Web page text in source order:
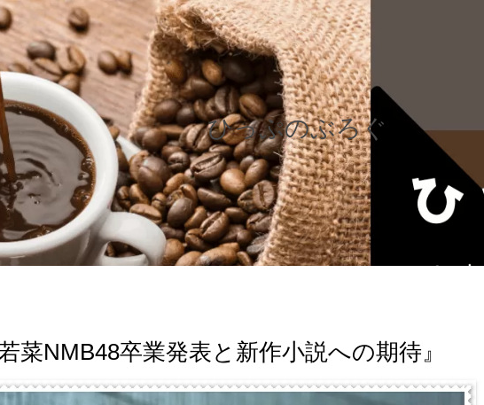
ひっぷのぶろぐ
菜NMB48卒業発表と新作小説への期待』